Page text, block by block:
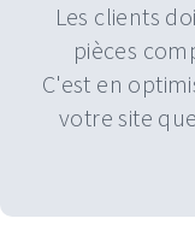
Les clients
pièces
C'est en
votre site